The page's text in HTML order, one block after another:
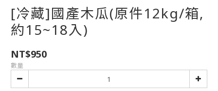
[冷藏]國產木瓜(原件12kg/箱,
約15~18入)
NT$950
數量